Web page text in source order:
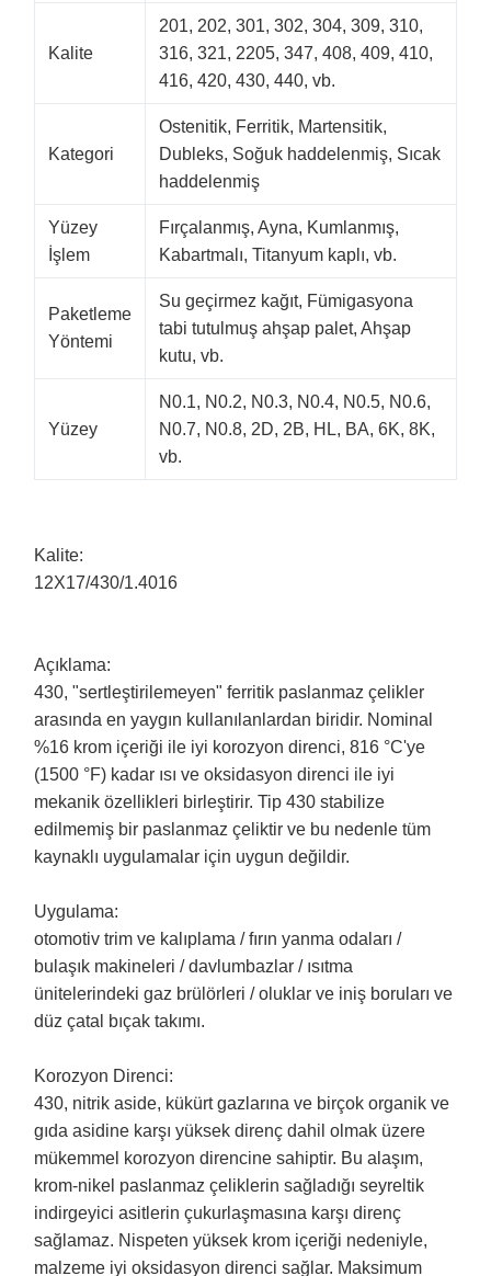
Kalite
201, 202, 301, 302, 304, 309, 310,
316, 321, 2205, 347, 408, 409, 410,
416, 420, 430, 440, vb.
Kategori
Ostenitik, Ferritik, Martensitik,
Dubleks, Soğuk haddelenmiş, Sıcak
haddelenmiş
Yüzey
İşlem
Fırçalanmış, Ayna, Kumlanmış,
Kabartmalı, Titanyum kaplı, vb.
Paketleme
Yöntemi
Su geçirmez kağıt, Fümigasyona
tabi tutulmuş ahşap palet, Ahşap
kutu, vb.
Yüzey
N0.1, N0.2, N0.3, N0.4, N0.5, N0.6,
N0.7, N0.8, 2D, 2B, HL, BA, 6K, 8K,
vb.
Kalite:
12X17/430/1.4016
Açıklama:
430, "sertleştirilemeyen" ferritik paslanmaz çelikler
arasında en yaygın kullanılanlardan biridir. Nominal
%16 krom içeriği ile iyi korozyon direnci, 816 °C'ye
(1500 °F) kadar ısı ve oksidasyon direnci ile iyi
mekanik özellikleri birleştirir. Tip 430 stabilize
edilmemiş bir paslanmaz çeliktir ve bu nedenle tüm
kaynaklı uygulamalar için uygun değildir.
Uygulama:
otomotiv trim ve kalıplama / fırın yanma odaları /
bulaşık makineleri / davlumbazlar / ısıtma
ünitelerindeki gaz brülörleri / oluklar ve iniş boruları ve
düz çatal bıçak takımı.
Korozyon Direnci:
430, nitrik aside, kükürt gazlarına ve birçok organik ve
gıda asidine karşı yüksek direnç dahil olmak üzere
mükemmel korozyon direncine sahiptir. Bu alaşım,
krom-nikel paslanmaz çeliklerin sağladığı seyreltik
indirgeyici asitlerin çukurlaşmasına karşı direnç
sağlamaz. Nispeten yüksek krom içeriği nedeniyle,
malzeme iyi oksidasyon direnci sağlar. Maksimum